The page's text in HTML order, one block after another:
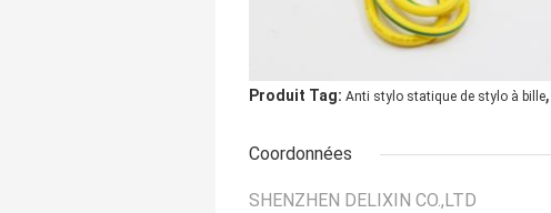
Produit Tag: Anti stylo statique de stylo à bille,
Coordonnées
SHENZHEN DELIXIN CO.,LTD